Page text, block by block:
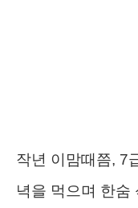
작년 이맘때쯤, 7
녁을 먹으며 한숨